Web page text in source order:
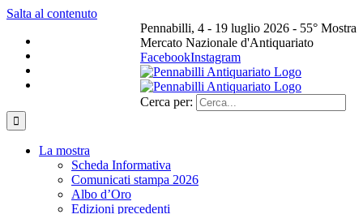
Salta al contenuto
Pennabilli, 4 - 19 luglio 2026 - 55° Mostra
Mercato Nazionale d'Antiquariato
FacebookInstagram
Cerca per:
La mostra
Scheda Informativa
Comunicati stampa 2026
Albo d’Oro
Edizioni precedenti